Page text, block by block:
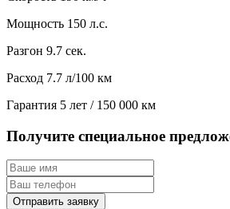
Мощность 150 л.с.
Разгон 9.7 сек.
Расход 7.7 л/100 км
Гарантия 5 лет / 150 000 км
Получите специальное
Отправить заявку